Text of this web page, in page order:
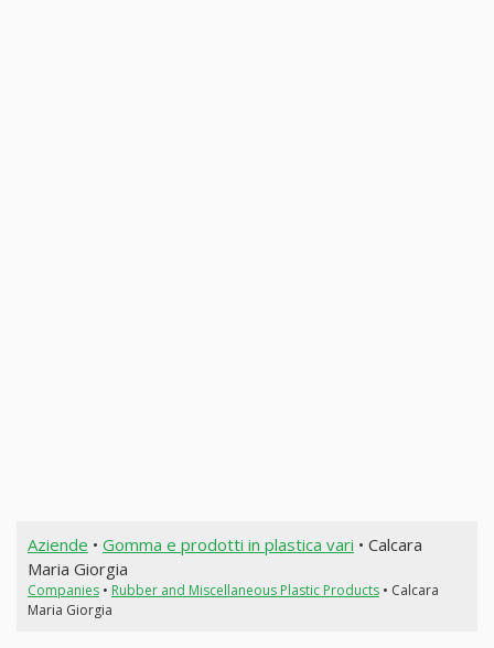
Aziende • Gomma e prodotti in plastica vari • Calcara
Maria Giorgia
Companies• Rubber and Miscellaneous Plastic Products• Calcara
Maria Giorgia